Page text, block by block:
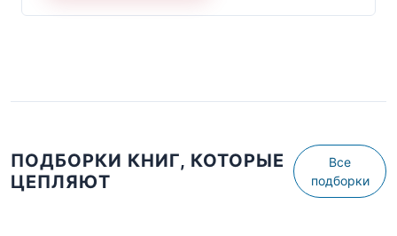
ПОДБОРКИ КНИГ, КОТОРЫЕ
ЦЕПЛЯЮТ
Все
подборки